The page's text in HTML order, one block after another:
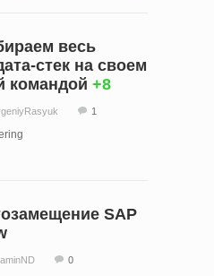
весь
стек на своем
командой +8
1
SAP
0